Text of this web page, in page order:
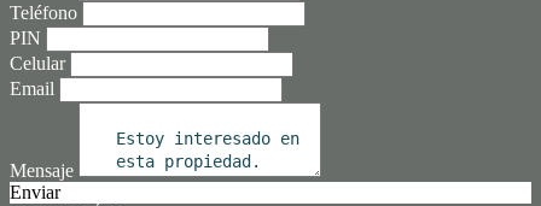
Teléfono
PIN
Celular
Email
Mensaje
Enviar